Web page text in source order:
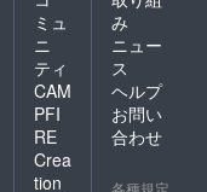
ミュ
ニ
ティ
CAM
PFI
RE
Crea
tion
み
ニュー
ス
ヘルプ
お問い
合わせ
各種規定